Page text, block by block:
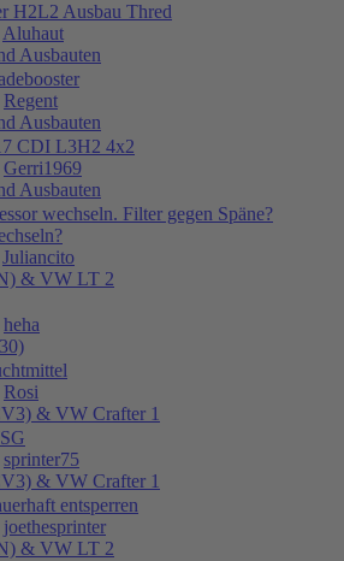
H2L2 Ausbau Thred
Aluhaut
Ausbauten
Regent
Ausbauten
CDI L3H2 4x2
Gerri1969
Ausbauten
wechseln. Filter gegen Späne?
Juliancito
& VW LT 2
heha
Rosi
& VW Crafter 1
sprinter75
& VW Crafter 1
entsperren
joethesprinter
& VW LT 2